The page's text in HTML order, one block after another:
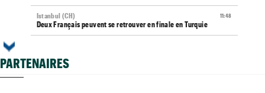
11:48
Istanbul (CH)
Deux Français peuvent se retrouver en finale en Turquie
TV
PARTENAIRES